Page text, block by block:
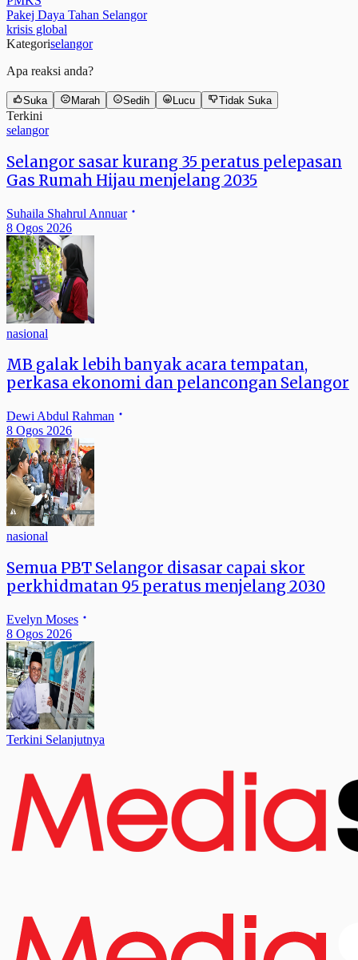
Pakej Daya Tahan Selangor
krisis global
Kategoriselangor
Apa reaksi anda?
Suka Marah Sedih Lucu Tidak Suka
Terkini
selangor
Selangor sasar kurang 35 peratus pelepasan
Gas Rumah Hijau menjelang 2035
Suhaila Shahrul Annuar
8 Ogos 2026
nasional
MB galak lebih banyak acara tempatan,
perkasa ekonomi dan pelancongan Selangor
Dewi Abdul Rahman
8 Ogos 2026
nasional
Semua PBT Selangor disasar capai skor
perkhidmatan 95 peratus menjelang 2030
Evelyn Moses
8 Ogos 2026
Terkini Selanjutnya